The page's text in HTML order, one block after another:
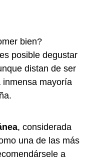
bien?
posible degustar
distan de ser
inmensa mayoría
, considerada
una de las más
a